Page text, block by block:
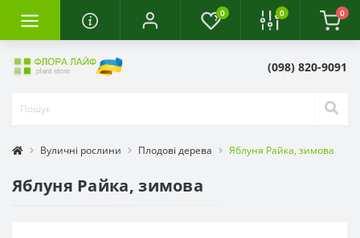
0 0 0
(098) 820-9091
Вуличні рослини Плодові дерева Яблуня Райка, зимова
Яблуня Райка, зимова